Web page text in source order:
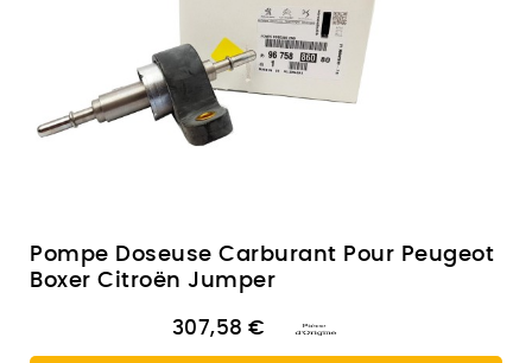
Pompe Doseuse Carburant Pour Peugeot
Boxer Citroën Jumper
307,58 €